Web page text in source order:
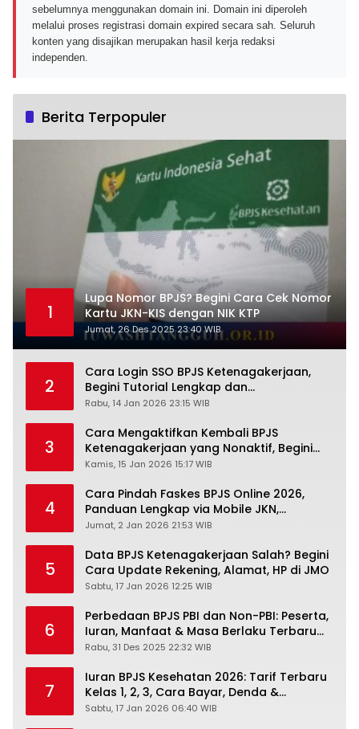
sebelumnya menggunakan domain ini. Domain ini diperoleh
melalui proses registrasi domain expired secara sah. Seluruh
konten yang disajikan merupakan hasil kerja redaksi
independen.
Berita Terpopuler
1
Lupa Nomor BPJS? Begini Cara Cek Nomor
Kartu JKN-KIS dengan NIK KTP
Jumat, 26 Des 2025 23:40 WIB
2
Cara Login SSO BPJS Ketenagakerjaan,
Begini Tutorial Lengkap dan
Pengertiannya
Rabu, 14 Jan 2026 23:15 WIB
3
Cara Mengaktifkan Kembali BPJS
Ketenagakerjaan yang Nonaktif, Begini
Panduan Lengkapnya
Kamis, 15 Jan 2026 15:17 WIB
4
Cara Pindah Faskes BPJS Online 2026,
Panduan Lengkap via Mobile JKN,
PANDAWA & Offiline Kantor Cabang
Jumat, 2 Jan 2026 21:53 WIB
5
Data BPJS Ketenagakerjaan Salah? Begini
Cara Update Rekening, Alamat, HP di JMO
Sabtu, 17 Jan 2026 12:25 WIB
6
Perbedaan BPJS PBI dan Non-PBI: Peserta,
Iuran, Manfaat & Masa Berlaku Terbaru
2026
Rabu, 31 Des 2025 22:32 WIB
7
Iuran BPJS Kesehatan 2026: Tarif Terbaru
Kelas 1, 2, 3, Cara Bayar, Denda &
Panduan Lengkap Peserta JKN-KIS
Sabtu, 17 Jan 2026 06:40 WIB